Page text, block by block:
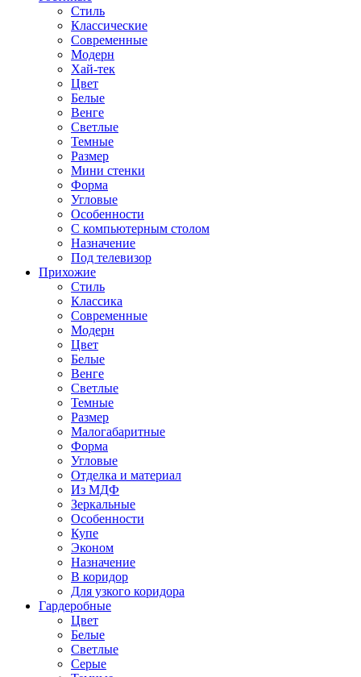
Стиль
Классические
Современные
Модерн
Хай-тек
Цвет
Белые
Венге
Светлые
Темные
Размер
Мини стенки
Форма
Угловые
Особенности
С компьютерным столом
Назначение
Под телевизор
Прихожие
Стиль
Классика
Современные
Модерн
Цвет
Белые
Венге
Светлые
Темные
Размер
Малогабаритные
Форма
Угловые
Отделка и материал
Из МДФ
Зеркальные
Особенности
Купе
Эконом
Назначение
В коридор
Для узкого коридора
Гардеробные
Цвет
Белые
Светлые
Серые